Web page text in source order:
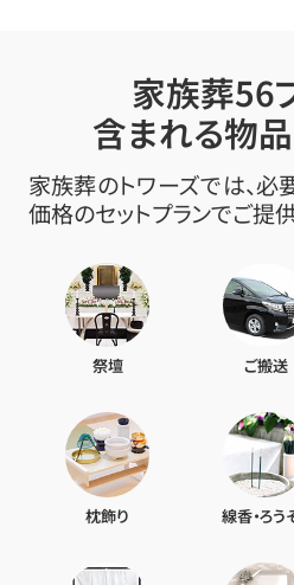
家族葬56
含まれる物
家族葬のトワーズでは、
価格のセットプランでご提
祭壇 ご搬送
枕飾り 線香・ろう